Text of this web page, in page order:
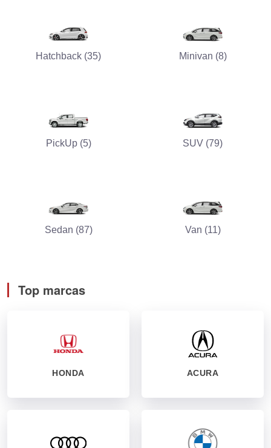
Hatchback (35) Minivan (8)
PickUp (5) SUV (79)
Sedan (87) Van (11)
Top marcas
HONDA ACURA